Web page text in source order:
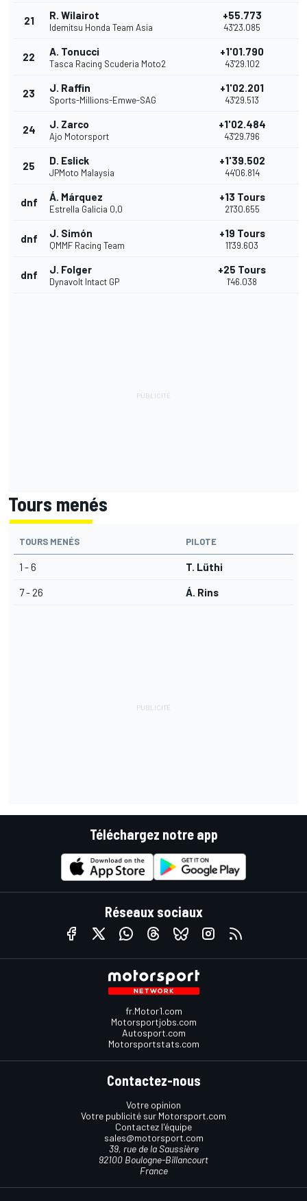
21 R. Wilairot
Idemitsu Honda Team Asia
+55.773
43'23.085
22 A. Tonucci
Tasca Racing Scuderia Moto2
+1'01.790
43'29.102
23 J. Raffin
Sports-Millions-Emwe-SAG
+1'02.201
43'29.513
24 J. Zarco
Ajo Motorsport
+1'02.484
43'29.796
25 D. Eslick
JPMoto Malaysia
+1'39.502
44'06.814
dnf Á. Márquez
Estrella Galicia 0,0
+13 Tours
21'30.655
dnf J. Simón
QMMF Racing Team
+19 Tours
11'39.603
dnf J. Folger
Dynavolt Intact GP
+25 Tours
1'46.038
Tours menés
TOURS MENÉS PILOTE
1 - 6 T. Lüthi
7 - 26 Á. Rins
Téléchargez notre app
Réseaux sociaux
fr.Motor1.com
Motorsportjobs.com
Autosport.com
Motorsportstats.com
Contactez-nous
Votre opinion
Votre publicité sur Motorsport.com
Contactez l'équipe
sales@motorsport.com
39, rue de la Saussière
92100 Boulogne-Billancourt
France